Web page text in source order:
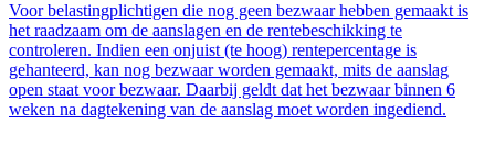
Voor belastingplichtigen die nog geen bezwaar hebben gemaakt is
het raadzaam om de aanslagen en de rentebeschikking te
controleren. Indien een onjuist (te hoog) rentepercentage is
gehanteerd, kan nog bezwaar worden gemaakt, mits de aanslag
open staat voor bezwaar. Daarbij geldt dat het bezwaar binnen 6
weken na dagtekening van de aanslag moet worden ingediend.